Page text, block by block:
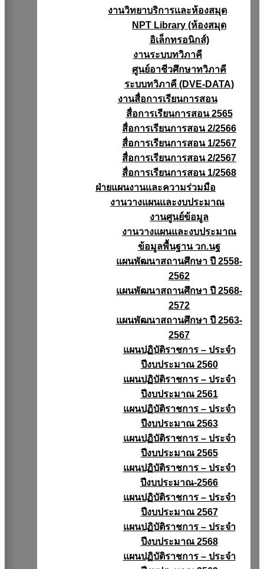
งานวิทยาบริการเเละห้องสมุด
NPT Library (ห้องสมุด
อิเล็กทรอนิกส์)
งานระบบทวิภาคี
ศูนย์อาชีวศึกษาทวิภาคี
ระบบทวิภาคี (DVE-DATA)
งานสื่อการเรียนการสอน
สื่อการเรียนการสอน 2565
สื่อการเรียนการสอน 2/2566
สื่อการเรียนการสอน 1/2567
สื่อการเรียนการสอน 2/2567
สื่อการเรียนการสอน 1/2568
ฝ่ายแผนงานเเละความร่วมมือ
งานวางแผนเเละงบประมาณ
งานศูนย์ข้อมูล
งานวางแผนและงบประมาณ
ข้อมูลพื้นฐาน วก.นฐ
แผนพัฒนาสถานศึกษา ปี 2558-
2562
แผนพัฒนาสถานศึกษา ปี 2568-
2572
แผนพัฒนาสถานศึกษา ปี 2563-
2567
แผนปฏิบัติราชการ – ประจำ
ปีงบประมาณ 2560
แผนปฏิบัติราชการ – ประจำ
ปีงบประมาณ 2561
แผนปฏิบัติราชการ – ประจำ
ปีงบประมาณ 2563
แผนปฏิบัติราชการ – ประจำ
ปีงบประมาณ 2565
แผนปฏิบัติราชการ – ประจำ
ปีงบประมาณ-2566
แผนปฏิบัติราชการ – ประจำ
ปีงบประมาณ 2567
แผนปฏิบัติราชการ – ประจำ
ปีงบประมาณ 2568
แผนปฏิบัติราชการ – ประจำ